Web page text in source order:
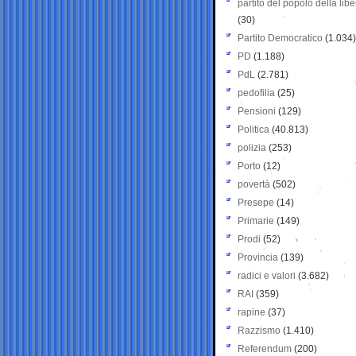
partito del popolo della
(30)
Partito Democratico (1.034)
PD (1.188)
PdL (2.781)
pedofilia (25)
Pensioni (129)
Politica (40.813)
polizia (253)
Porto (12)
povertà (502)
Presepe (14)
Primarie (149)
Prodi (52)
Provincia (139)
radici e valori (3.682)
RAI (359)
rapine (37)
Razzismo (1.410)
Referendum (200)